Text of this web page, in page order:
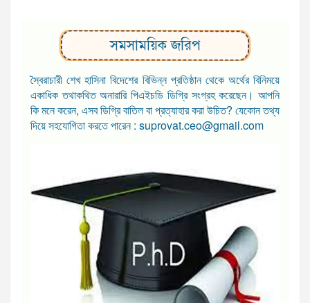
সমসাময়িক জরিপ
স্বৈরাচারী শেখ হাসিনা বিদেশের বিভিন্ন প্রতিষ্ঠান থেকে অর্থের বিনিময়ে
একাধিক তথাকথিত অনারারি পিএইচডি ডিগ্রি সংগ্রহ করেছেন। আপনি
কি মনে করেন, এসব ডিগ্রি বাতিল বা প্রত্যাহার করা উচিত? যেকোন তথ্য
দিয়ে সহযোগিতা করতে পারেন : suprovat.ceo@gmail.com